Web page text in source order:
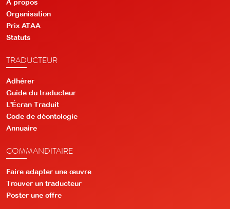
À propos
Organisation
Prix ATAA
Statuts
TRADUCTEUR
Adhérer
Guide du traducteur
L'Écran Traduit
Code de déontologie
Annuaire
COMMANDITAIRE
Faire adapter une œuvre
Trouver un traducteur
Poster une offre